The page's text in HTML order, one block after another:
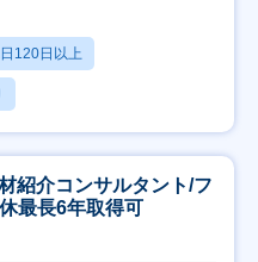
120日以上
紹介コンサルタント/フ
最長6年取得可